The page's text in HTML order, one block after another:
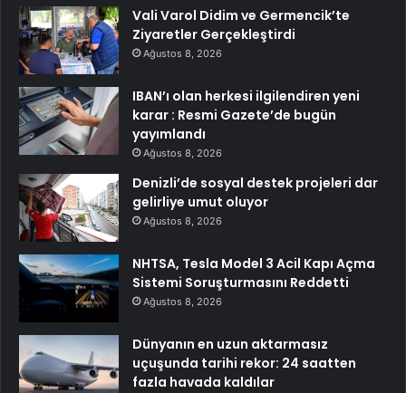
Vali Varol Didim ve Germencik’te
Ziyaretler Gerçekleştirdi
Ağustos 8, 2026
IBAN’ı olan herkesi ilgilendiren yeni
karar : Resmi Gazete’de bugün
yayımlandı
Ağustos 8, 2026
Denizli’de sosyal destek projeleri dar
gelirliye umut oluyor
Ağustos 8, 2026
NHTSA, Tesla Model 3 Acil Kapı Açma
Sistemi Soruşturmasını Reddetti
Ağustos 8, 2026
Dünyanın en uzun aktarmasız
uçuşunda tarihi rekor: 24 saatten
fazla havada kaldılar